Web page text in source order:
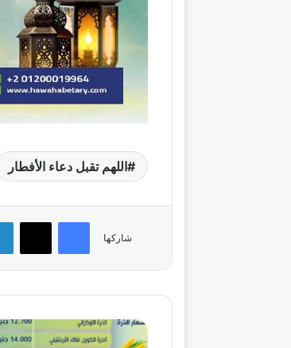
اللهم تقبل دعاء الأفطار
شاركها
فيسبوك ‫X
أسعار
الخامات